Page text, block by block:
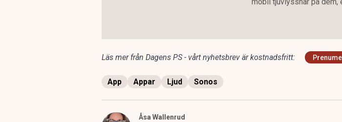
Läs mer från Dagens PS - vårt nyhetsbrev är kostnadsfritt:
App Appar Ljud Sonos
Åsa Wallenrud